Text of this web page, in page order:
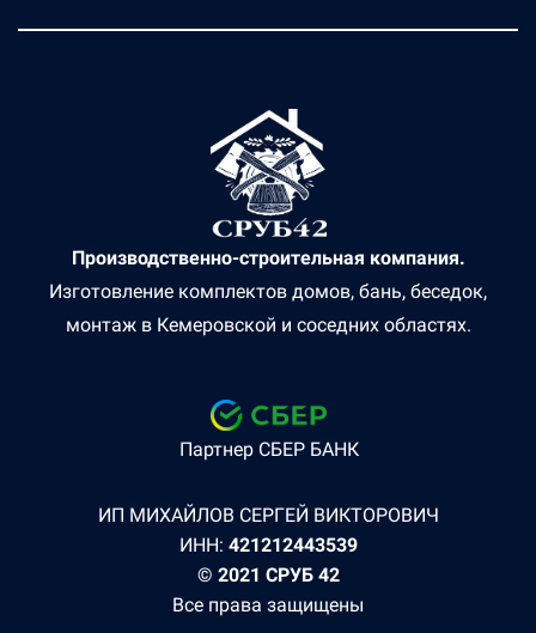
Производственно-строительная компания.
Изготовление комплектов домов, бань, беседок,
монтаж в Кемеровской и соседних областях.
Партнер СБЕР БАНК
ИП МИХАЙЛОВ СЕРГЕЙ ВИКТОРОВИЧ
ИНН: 421212443539
© 2021 СРУБ 42
Все права защищены